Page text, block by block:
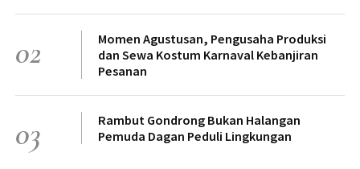
02
Momen Agustusan, Pengusaha Produksi
dan Sewa Kostum Karnaval Kebanjiran
Pesanan
03
Rambut Gondrong Bukan Halangan
Pemuda Dagan Peduli Lingkungan